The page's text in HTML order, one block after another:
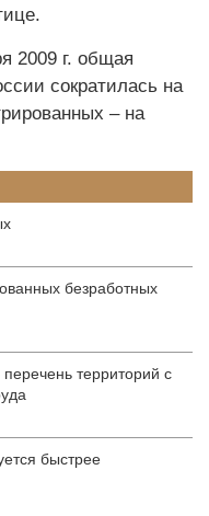
2009 г. общая
сократилась на
– на
безработных
территорий с
быстрее